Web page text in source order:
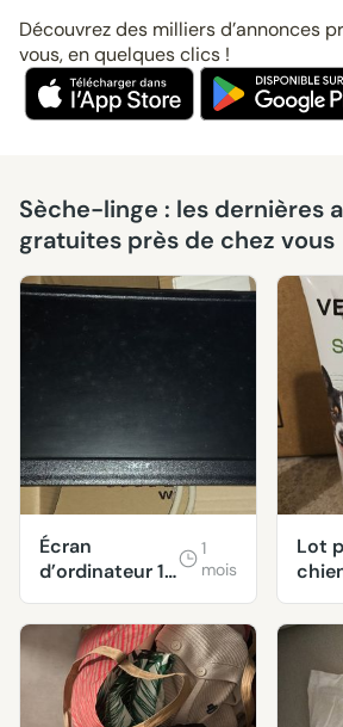
Découvrez des milliers d’annonces
vous, en quelques clics !
Sèche-linge : les dernières annonces
gratuites près de chez vous
Écran
d’ordinateur 17
pouces
1
mois
Lot